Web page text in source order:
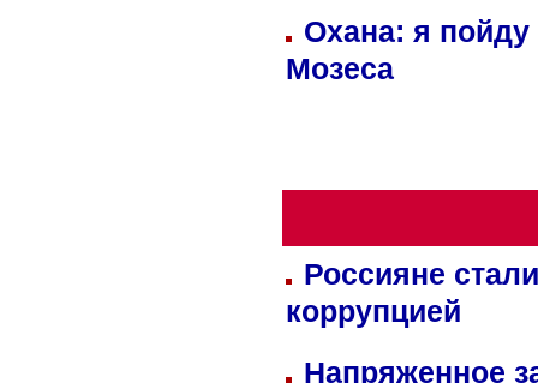
Охана: я пойду
Мозеса
Россияне
коррупцией
Напряженное